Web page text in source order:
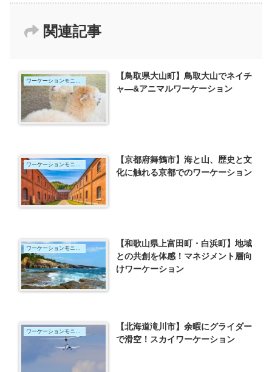
関連記事
ワーケーションモニター
【鳥取県大山町】鳥取大山でネイチ
ャ―&アニマルワーケーション
【京都府舞鶴市】海と山、歴史と文
化に触れる京都でのワーケーション
【和歌山県上富田町・白浜町】地域
との共創を体感！マネジメント層向
けワーケーション
ワーケーションモニター
【北海道滝川市】余暇にグライダー
で滑空！スカイワーケーション